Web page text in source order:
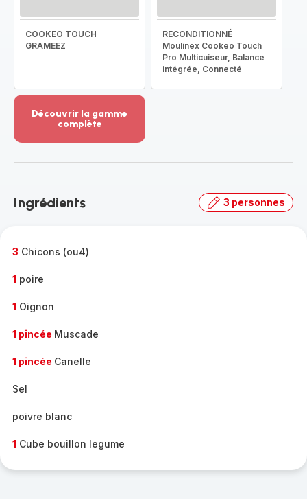
COOKEO TOUCH
GRAMEEZ
RECONDITIONNÉ
Moulinex Cookeo Touch
Pro Multicuiseur, Balance
intégrée, Connecté
Découvrir la gamme
complète
-
gamme
Ingrédients 3 personnes
3 Chicons (ou4)
1 poire
1 Oignon
1 pincée Muscade
1 pincée Canelle
Sel
poivre blanc
1 Cube bouillon legume